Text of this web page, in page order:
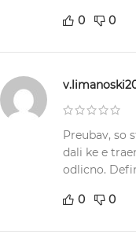
0 0
Preubav, so
dali ke e
odlicno.
0 0